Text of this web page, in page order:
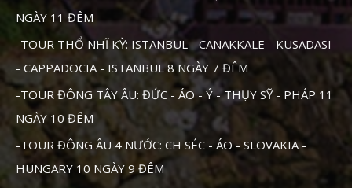
NGÀY 11 ĐÊM
-TOUR THỔ NHĨ KỲ: ISTANBUL - CANAKKALE - KUSADASI
- CAPPADOCIA - ISTANBUL 8 NGÀY 7 ĐÊM
-TOUR ĐÔNG TÂY ÂU: ĐỨC - ÁO - Ý - THỤY SỸ - PHÁP 11
NGÀY 10 ĐÊM
-TOUR ĐÔNG ÂU 4 NƯỚC: CH SÉC - ÁO - SLOVAKIA -
HUNGARY 10 NGÀY 9 ĐÊM